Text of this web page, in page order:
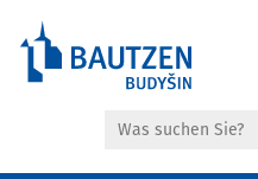
Suche